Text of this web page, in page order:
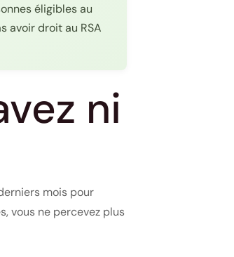
éligibles au
avoir droit au RSA
ni
mois pour
vous ne percevez plus